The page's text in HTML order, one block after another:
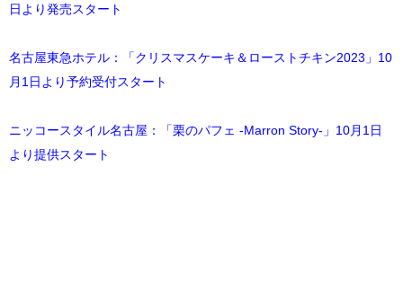
日より発売スタート
名古屋東急ホテル：「クリスマスケーキ＆ローストチキン2023」10
月1日より予約受付スタート
ニッコースタイル名古屋：「栗のパフェ -Marron Story-」10月1日
より提供スタート